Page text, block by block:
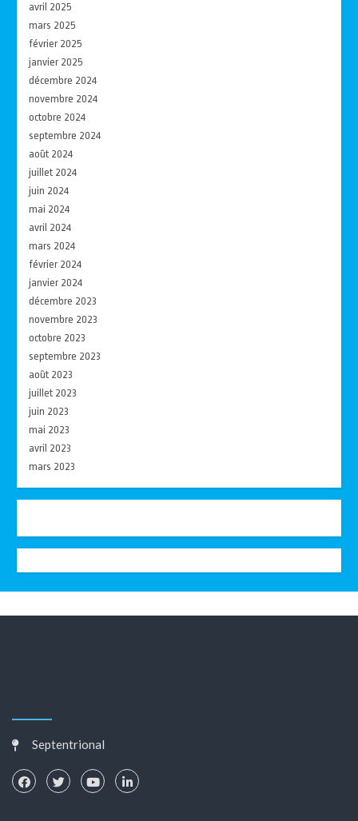
avril 2025
mars 2025
février 2025
janvier 2025
décembre 2024
novembre 2024
octobre 2024
septembre 2024
août 2024
juillet 2024
juin 2024
mai 2024
avril 2024
mars 2024
février 2024
janvier 2024
décembre 2023
novembre 2023
octobre 2023
septembre 2023
août 2023
juillet 2023
juin 2023
mai 2023
avril 2023
mars 2023
Septentrional